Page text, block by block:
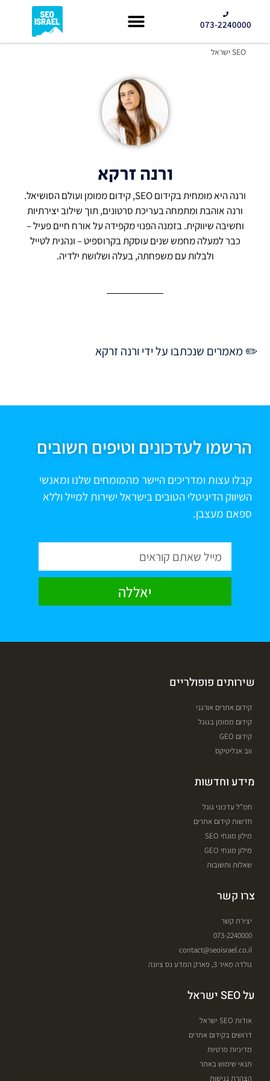
073-2240000
SEO ישראל
ורנה זרקא
ורנה היא מומחית בקידום SEO, קידום ממומן ועולם הסושיאל.
ורנה אוהבת ומתמחה בעריכת סרטונים, תוך שילוב יצירתיות
וחשיבה שיווקית. בזמנה הפנוי מקפידה על אורח חיים פעיל –
כבר למעלה מחמש שנים עוסקת בקרוספיט – ונהנית לטייל
ולבלות עם משפחתה, בעלה ושלושת ילדיה.
✏️ מאמרים שנכתבו על ידי ורנה זרקא
הרשמו לעדכונים וטיפים חשובים
קבלו עצות ומדריכים היישר מהמומחים שלנו ומאנשי
השיווק הדיגיטלי הטובים בישראל ישירות למייל וללא
ספאם מעצבן.
יאללה
שירותים פופולריים
קידום אתרים אורגני
קידום ממומן בגוגל
קידום GEO
ווב אנליטיקס
מידע וחדשות
חמ"ל עדכוני גוגל
חדשות קידום אתרים
מילון מונחי SEO
מילון מונחי GEO
שאלות ותשובות
צרו קשר
יצירת קשר
073-2240000
contact@seoisrael.co.il
גולדה מאיר 3, פארק המדע נס ציונה
על SEO ישראל
אודות SEO ישראל
דרושים בקידום אתרים
מדיניות פרטיות
תנאי שימוש באתר
הצהרת נגישות